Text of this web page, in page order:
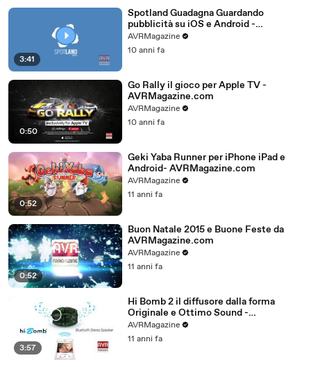
3:41
Spotland Guadagna Guardando
pubblicità su iOS e Android -
AVRMagazine.com
AVRMagazine
10 anni fa
0:50
Go Rally il gioco per Apple TV -
AVRMagazine.com
AVRMagazine
10 anni fa
0:52
Geki Yaba Runner per iPhone iPad e
Android- AVRMagazine.com
AVRMagazine
11 anni fa
0:52
Buon Natale 2015 e Buone Feste da
AVRMagazine.com
AVRMagazine
11 anni fa
3:57
Hi Bomb 2 il diffusore dalla forma
Originale e Ottimo Sound -
AVRMagazine.com
AVRMagazine
11 anni fa